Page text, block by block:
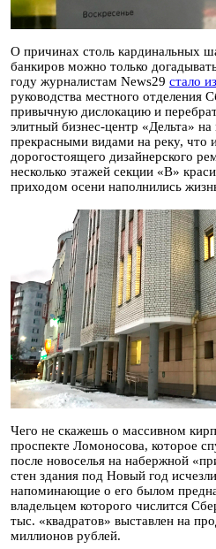
О причинах столь кардинальных
банкиров можно только
году журналистам News29 стало
руководства местного отделения
привычную дислокацию и
элитный бизнес-центр «Дельта»
прекрасными видами на реку, что
дорогостоящего дизайнерского
несколько этажей секции «В»
приходом осени наполнились
Чего не скажешь о массивном
проспекте Ломоносова, которое
после новоселья на набержной
стен здания под Новый год
напоминающие о его былом
владельцем которого числится
тыс. «квадратов» выставлен на
миллионов рублей.